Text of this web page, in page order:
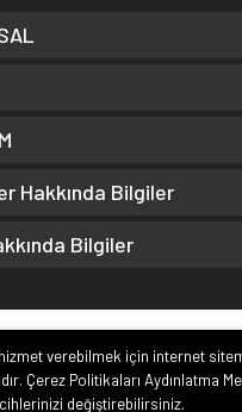
Hakkında Bilgiler
Bilgiler
verebilmek için internet
Çerez Politikaları Aydınlatma
değiştirebilirsiniz.